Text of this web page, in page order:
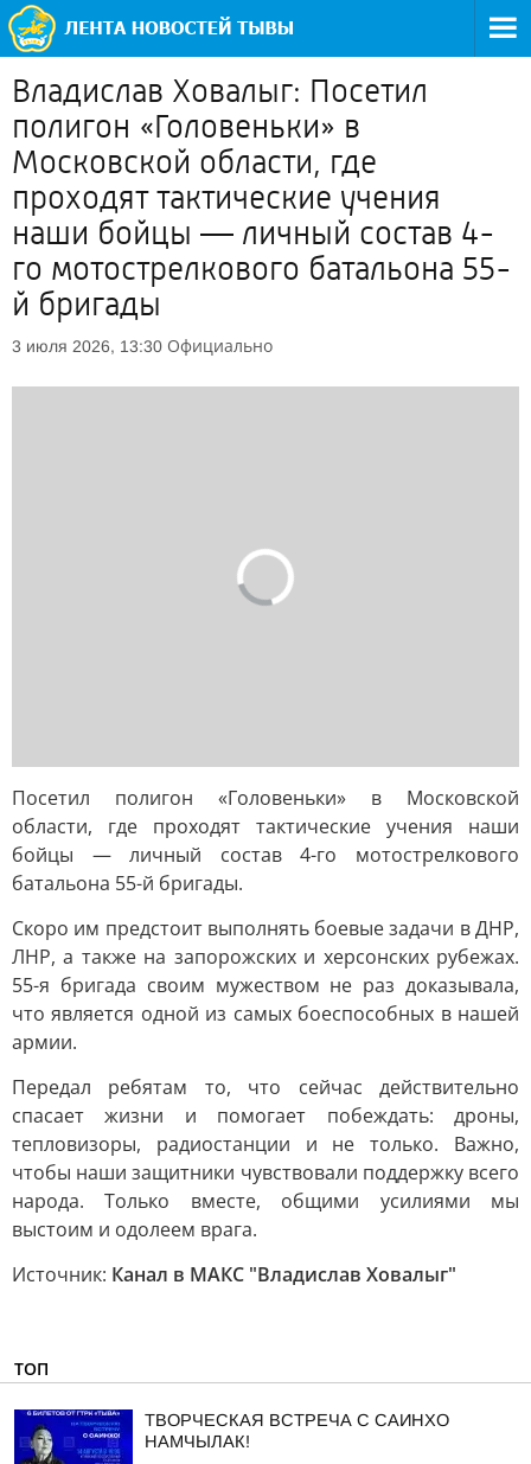
Владислав Ховалыг: Посетил
полигон «Головеньки» в
Московской области, где
проходят тактические учения
наши бойцы — личный состав 4-
го мотострелкового батальона 55-
й бригады
3 июля 2026, 13:30 Официально
Посетил полигон «Головеньки» в Московской
области, где проходят тактические учения наши
бойцы — личный состав 4-го мотострелкового
батальона 55-й бригады.
Скоро им предстоит выполнять боевые задачи в ДНР,
ЛНР, а также на запорожских и херсонских рубежах.
55-я бригада своим мужеством не раз доказывала,
что является одной из самых боеспособных в нашей
армии.
Передал ребятам то, что сейчас действительно
спасает жизни и помогает побеждать: дроны,
тепловизоры, радиостанции и не только. Важно,
чтобы наши защитники чувствовали поддержку всего
народа. Только вместе, общими усилиями мы
выстоим и одолеем врага.
Источник: Канал в МАКС "Владислав Ховалыг"
ТОП
ТВОРЧЕСКАЯ ВСТРЕЧА С САИНХО
НАМЧЫЛАК!